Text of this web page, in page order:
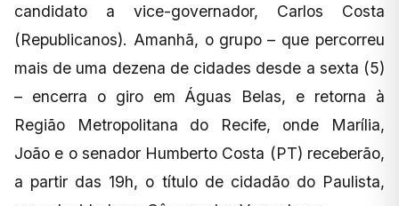
candidato a vice-governador, Carlos Costa
(Republicanos). Amanhã, o grupo – que percorreu
mais de uma dezena de cidades desde a sexta (5)
– encerra o giro em Águas Belas, e retorna à
Região Metropolitana do Recife, onde Marília,
João e o senador Humberto Costa (PT) receberão,
a partir das 19h, o título de cidadão do Paulista,